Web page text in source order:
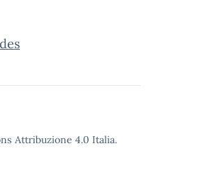
Attribuzione 4.0 Italia.